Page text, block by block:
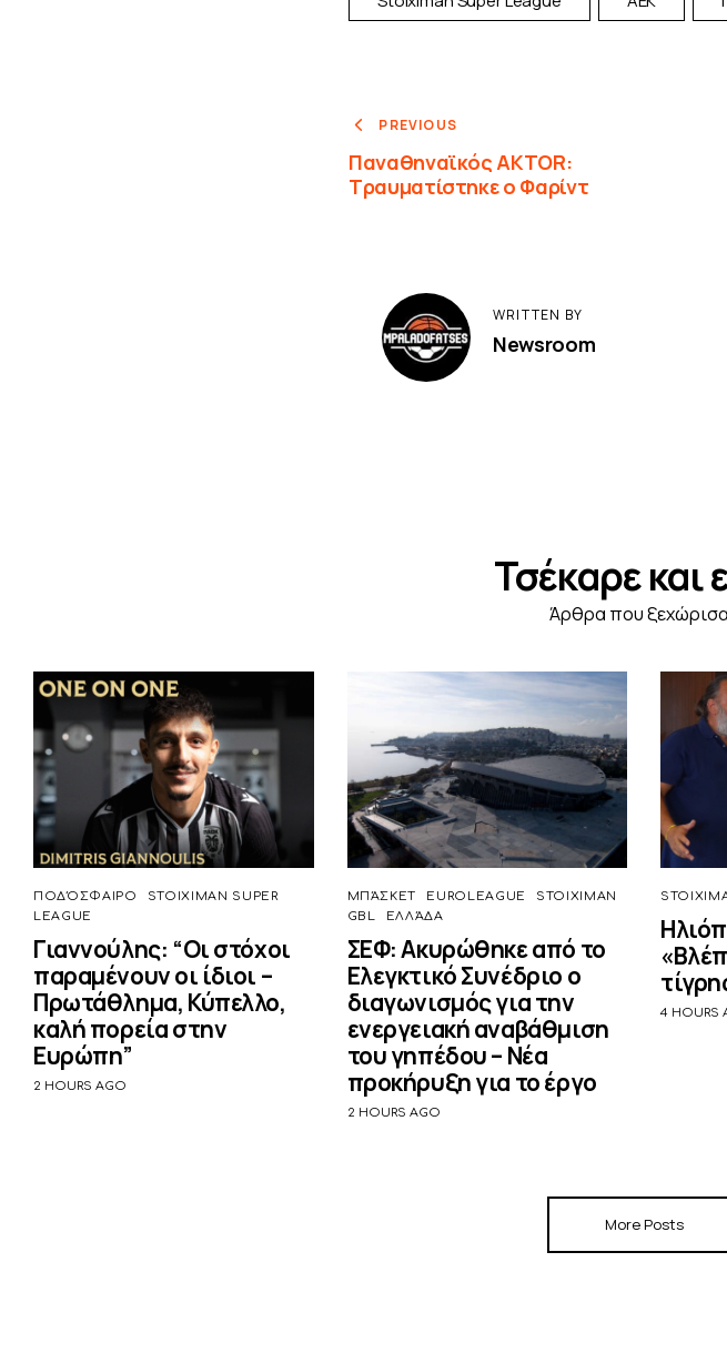
PREVIOUS
Παναθηναϊκός AKTOR:
Τραυματίστηκε ο Φαρίντ
WRITTEN BY
Newsroom
Τσέκαρε και
Άρθρα που
ΠΟΔΌΣΦΑΙΡΟ
STOIXIMAN SUPER
LEAGUE
Γιαννούλης: “Οι στόχοι
παραμένουν οι ίδιοι –
Πρωτάθλημα, Κύπελλο,
καλή πορεία στην
Ευρώπη”
2 HOURS AGO
ΜΠΆΣΚΕΤ EUROLEAGUE
STOIXIMAN
GBL
ΕΛΛΆΔΑ
ΣΕΦ: Ακυρώθηκε από το
Ελεγκτικό Συνέδριο ο
διαγωνισμός για την
ενεργειακή αναβάθμιση
του γηπέδου – Νέα
προκήρυξη για το έργο
2 HOURS AGO
4 HOURS
More Posts